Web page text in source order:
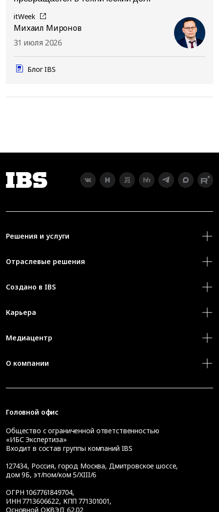
itWeek
Михаил Миронов
31 июля 2026
Блог IBS
Решения и услуги
Отраслевые решения
Создано в IBS
Карьера
Медиацентр
О компании
Головной офис
Общество с ограниченной ответственностью
«ИБС Экспертиза»
Входит в состав группы компаний IBS
127434, Россия, город Москва, Дмитровское шоссе,
дом 9Б, эт/пом/ком 5/XIII/6
ОГРН 1067761849704,
ИНН 7713606622, КПП 771301001,
Основной ОКВЭД 62.02